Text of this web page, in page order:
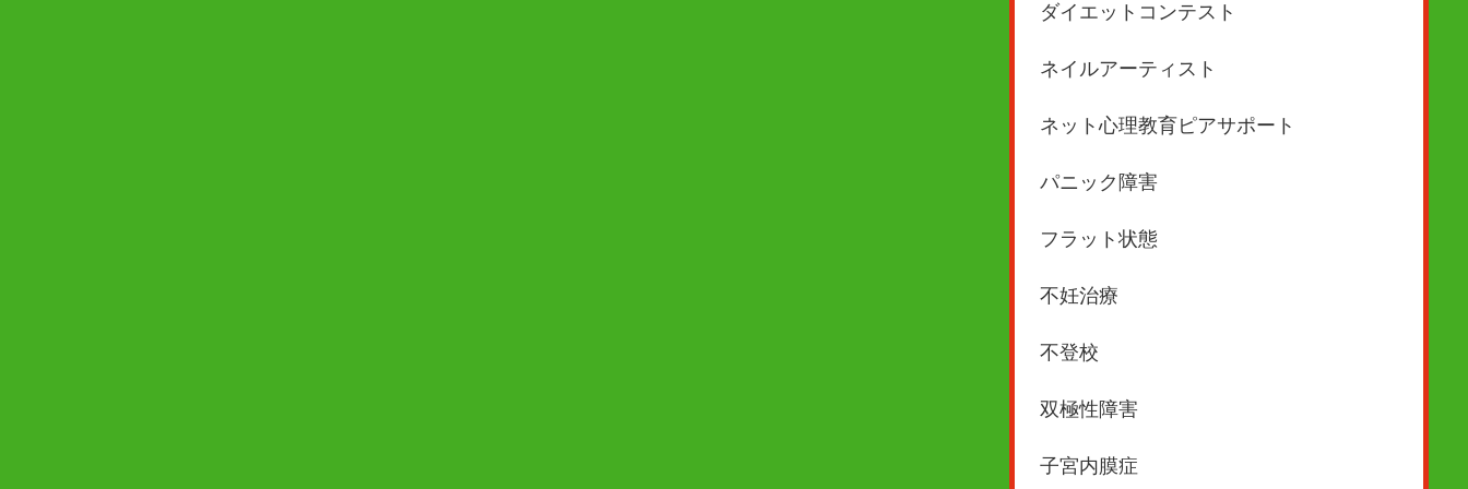
ダイエットコンテスト
ネイルアーティスト
ネット心理教育ピアサポート
パニック障害
フラット状態
不妊治療
不登校
双極性障害
子宮内膜症